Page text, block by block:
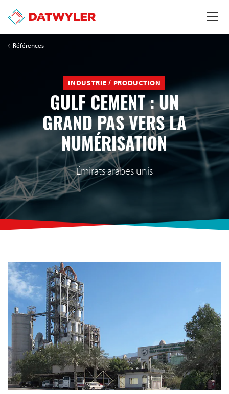
Références
INDUSTRIE / PRODUCTION
GULF CEMENT : UN
GRAND PAS VERS LA
NUMÉRISATION
Émirats arabes unis